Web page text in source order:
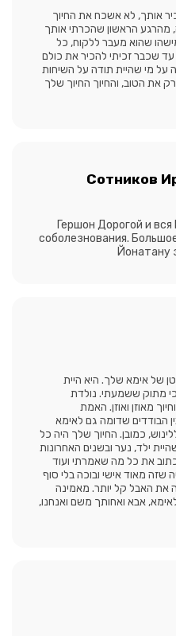
אותך, לא אשכח את החיוך
הראשון שהכרתי אותך
שהוא מעבר ללקוח, כל
שכבר זכיתי להכיר את כולם
על מי שהיית תודה על השיחות
את הטוב, והחיוך החיוך שלך
Сотников
Гершон Дорогой и
соболезнования. Большое спасибо и благодарность
Йонатану
בבטן של אימא שלך. היא היית
מתוק ששמעתי. נולדת
מאוזן ואוזן. האמת
הבודדים שדומה גם לאימא
שלך וגם לאבא באותה מידה, וגם ללינוש, כמובן. החיוך שלך היה כל
ילד, נער ובשנים האחרונות
את כל מה שאמרתי ועוד
שזה מאוד אישי ובוכה בלי סוף
את האבל קל יותר. מאמינה
אבא ואחותך משם ואנחנו,